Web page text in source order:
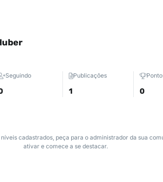
Seguindo Publicações
1 0
cadastrados, peça para o administrador da sua
ativar e comece a se destacar.